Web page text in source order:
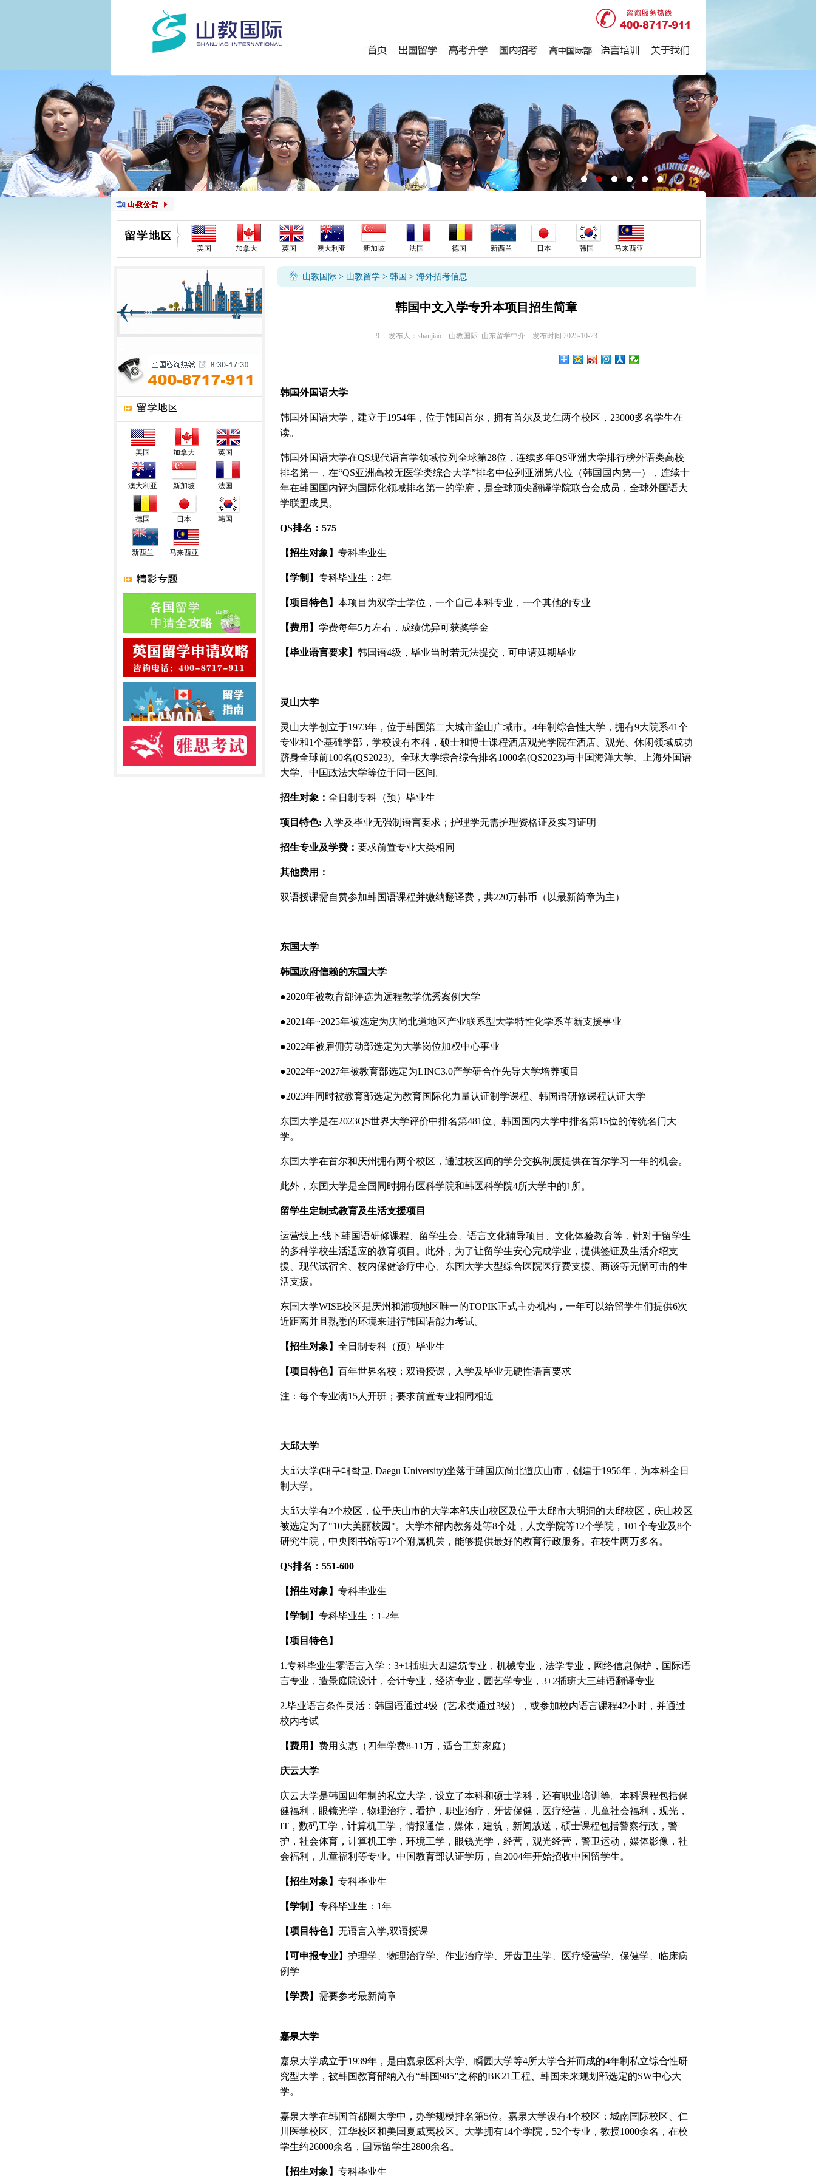
美国 加拿大 英国 澳大利亚 新加坡 法国 德国 新西兰 日本 韩国 马来西亚
美国 加拿大 英国
澳大利亚 新加坡 法国
德国 日本 韩国
新西兰 马来西亚
山教国际 > 山教留学 > 韩国 > 海外招考信息
韩国中文入学专升本项目招生简章
9发布人：shanjiao 山教国际 山东留学中介 发布时间:2025-10-23
韩国外国语大学
韩国外国语大学，建立于1954年，位于韩国首尔，拥有首尔及龙仁两个校区， 23000多名学生在
读。
韩国外国语大学在QS现代语言学领域位列全球第28位，连续多年QS亚洲大学排行榜外语类高校
排名第一，在“QS亚洲高校无医学类综合大学”排名中位列亚洲第八位（韩国国内第一），连续十
年在韩国国内评为国际化领域排名第一的学府，是全球顶尖翻译学院联合会成员，全球外国语大
学联盟成员。
QS排名： 575
【招生对象】 专科毕业生
【学制】 专科毕业生： 2年
【项目特色】 本项目为双学士学位，一个自己本科专业，一个其他的专业
【费用】 学费每年5万左右，成绩优异可获奖学金
【毕业语言要求】 韩国语4级，毕业当时若无法提交，可申请延期毕业
灵山大学
灵山大学创立于1973年，位于韩国第二大城市釜山广域市。 4年制综合性大学，拥有9大院系41个
专业和1个基础学部，学校设有本科，硕士和博士课程酒店观光学院在酒店、观光、休闲领域成功
跻身全球前100名(QS2023)。全球大学综合综合排名1000名(QS2023)与中国海洋大学、上海外国语
大学、中国政法大学等位于同一区间。
招生对象： 全日制专科（预）毕业生
项目特色: 入学及毕业无强制语言要求；护理学无需护理资格证及实习证明
招生专业及学费： 要求前置专业大类相同
其他费用：
双语授课需自费参加韩国语课程并缴纳翻译费，共220万韩币（以最新简章为主）
东国大学
韩国政府信赖的东国大学
●2020年被教育部评选为远程教学优秀案例大学
●2021年~2025年被选定为庆尚北道地区产业联系型大学特性化学系革新支援事业
●2022年被雇佣劳动部选定为大学岗位加权中心事业
●2022年~2027年被教育部选定为LINC3.0产学研合作先导大学培养项目
●2023年同时被教育部选定为教育国际化力量认证制学课程、韩国语研修课程认证大学
东国大学是在2023QS世界大学评价中排名第481位、韩国国内大学中排名第15位的传统名门大
学。
东国大学在首尔和庆州拥有两个校区，通过校区间的学分交换制度提供在首尔学习一年的机会。
此外，东国大学是全国同时拥有医科学院和韩医科学院4所大学中的1 所。
留学生定制式教育及生活支援项目
运营线上·线下韩国语研修课程、留学生会、语言文化辅导项目、文化体验教育等，针对于留学生
的多种学校生活适应的教育项目。此外，为了让留学生安心完成学业，提供签证及生活介绍支
援、现代试宿舍、校内保健诊疗中心、东国大学大型综合医院医疗费支援、商谈等无懈可击的生
活支援。
东国大学WISE校区是庆州和浦项地区唯一的TOPIK正式主办机构，一年可以给留学生们提供6次
近距离并且熟悉的环境来进行韩国语能力考试。
【招生对象】 全日制专科（预）毕业生
【项目特色】 百年世界名校；双语授课，入学及毕业无硬性语言要求
注：每个专业满15人开班；要求前置专业相同相近
大邱大学
大邱大学(대구대학교, Daegu University)坐落于韩国庆尚北道庆山市，创建于1956年，为本科全日
制大学。
大邱大学有2个校区，位于庆山市的大学本部庆山校区及位于大邱市大明洞的大邱校区，庆山校区
被选定为了"10大美丽校园 "。大学本部内教务处等8个处，人文学院等12个学院， 101个专业及8个
研究生院，中央图书馆等17个附属机关，能够提供最好的教育行政服务。在校生两万多名。
QS排名： 551-600
【招生对象】 专科毕业生
【学制】 专科毕业生： 1-2年
【项目特色】
1.专科毕业生零语言入学： 3+1插班大四建筑专业，机械专业，法学专业，网络信息保护，国际语
言专业，造景庭院设计，会计专业，经济专业，园艺学专业， 3+2插班大三韩语翻译专业
2.毕业语言条件灵活：韩国语通过4级（艺术类通过3级），或参加校内语言课程42小时，并通过
校内考试
【费用】 费用实惠（四年学费8-11万，适合工薪家庭）
庆云大学
庆云大学是韩国四年制的私立大学，设立了本科和硕士学科，还有职业培训等。本科课程包括保
健福利，眼镜光学，物理治疗，看护，职业治疗，牙齿保健，医疗经营，儿童社会福利，观光，
IT ，数码工学，计算机工学，情报通信，媒体，建筑，新闻放送，硕士课程包括警察行政，警
护，社会体育，计算机工学，环境工学，眼镜光学，经营，观光经营，警卫运动，媒体影像，社
会福利，儿童福利等专业。中国教育部认证学历，自2004年开始招收中国留学生。
【招生对象】 专科毕业生
【学制】 专科毕业生： 1年
【项目特色】 无语言入学,双语授课
【可申报专业】 护理学、物理治疗学、作业治疗学、牙齿卫生学、医疗经营学、保健学、临床病
例学
【学费】 需要参考最新简章
嘉泉大学
嘉泉大学成立于1939年，是由嘉泉医科大学、瞬园大学等4所大学合并而成的4年制私立综合性研
究型大学，被韩国教育部纳入有“韩国985”之称的BK21 工程、韩国未来规划部选定的SW中心大
学。
嘉泉大学在韩国首都圈大学中，办学规模排名第5位。嘉泉大学设有4个校区：城南国际校区、仁
川医学校区、江华校区和美国夏威夷校区。大学拥有14个学院， 52个专业，教授1000余名，在校
学生约26000余名，国际留学生2800余名。
【招生对象】 专科毕业生